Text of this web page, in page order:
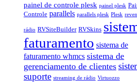
painel de controle plesk painel plesk
Controle parallels parallels plesk Plesk
rádio RVSiteBuilder RVSkins
faturamento sistema de
faturamento whmcs sistema de
gerenciamento de clientes
suporte streaming de rádio Virtuozzo